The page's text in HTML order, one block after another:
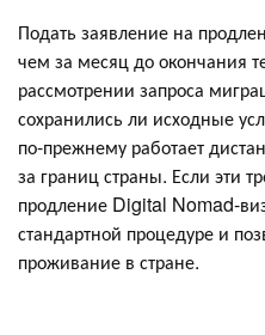
Подать заявление на
чем за месяц до окончания
рассмотрении запроса
сохранились ли исходные
по-прежнему работает
за границ страны. Если эти
продление Digital Nomad-
стандартной процедуре и
проживание в стране.